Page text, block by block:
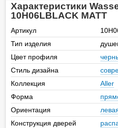
Характеристики
10H06LBLACK MATT
Артикул
Тип изделия
Цвет профиля
Стиль дизайна
Коллекция
Aller
Форма
Ориентация
Конструкция дверей